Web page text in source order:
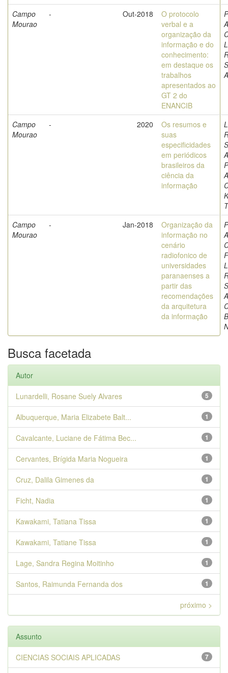
Campo
Mourao
- Out-2018
O protocolo
verbal e a
organização da
informação e do
conhecimento:
em destaque os
trabalhos
apresentados ao
GT 2 do
ENANCIB
Campo
Mourao
- 2020
Os resumos e
suas
especificidades
em periódicos
brasileiros da
ciência da
informação
Campo
Mourao
- Jan-2018
Organização da
informação no
cenário
radiofonico de
universidades
paranaenses a
partir das
recomendações
da arquitetura
da informação
Busca facetada
Autor
5
Lunardelli, Rosane Suely Alvares
1
Albuquerque, Maria Elizabete Balt...
1
Cavalcante, Luciane de Fátima Bec...
1
Cervantes, Brígida Maria Nogueira
1
Cruz, Dalila Gimenes da
1
Ficht, Nadia
1
Kawakami, Tatiana Tissa
1
Kawakami, Tatiane Tissa
1
Lage, Sandra Regina Moitinho
1
Santos, Raimunda Fernanda dos
próximo >
Assunto
7
CIENCIAS SOCIAIS APLICADAS